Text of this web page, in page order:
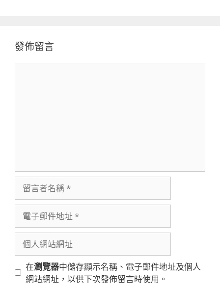
發佈留言
者
稱
郵
地
址
站
在瀏覽器中儲存顯示名稱、電子郵件地址及個人
網站網址，以供下次發佈留言時使用。